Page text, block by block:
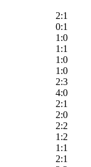
2:1
0:1
1:0
1:1
1:0
1:0
2:3
4:0
2:1
2:0
2:2
1:2
1:1
2:1